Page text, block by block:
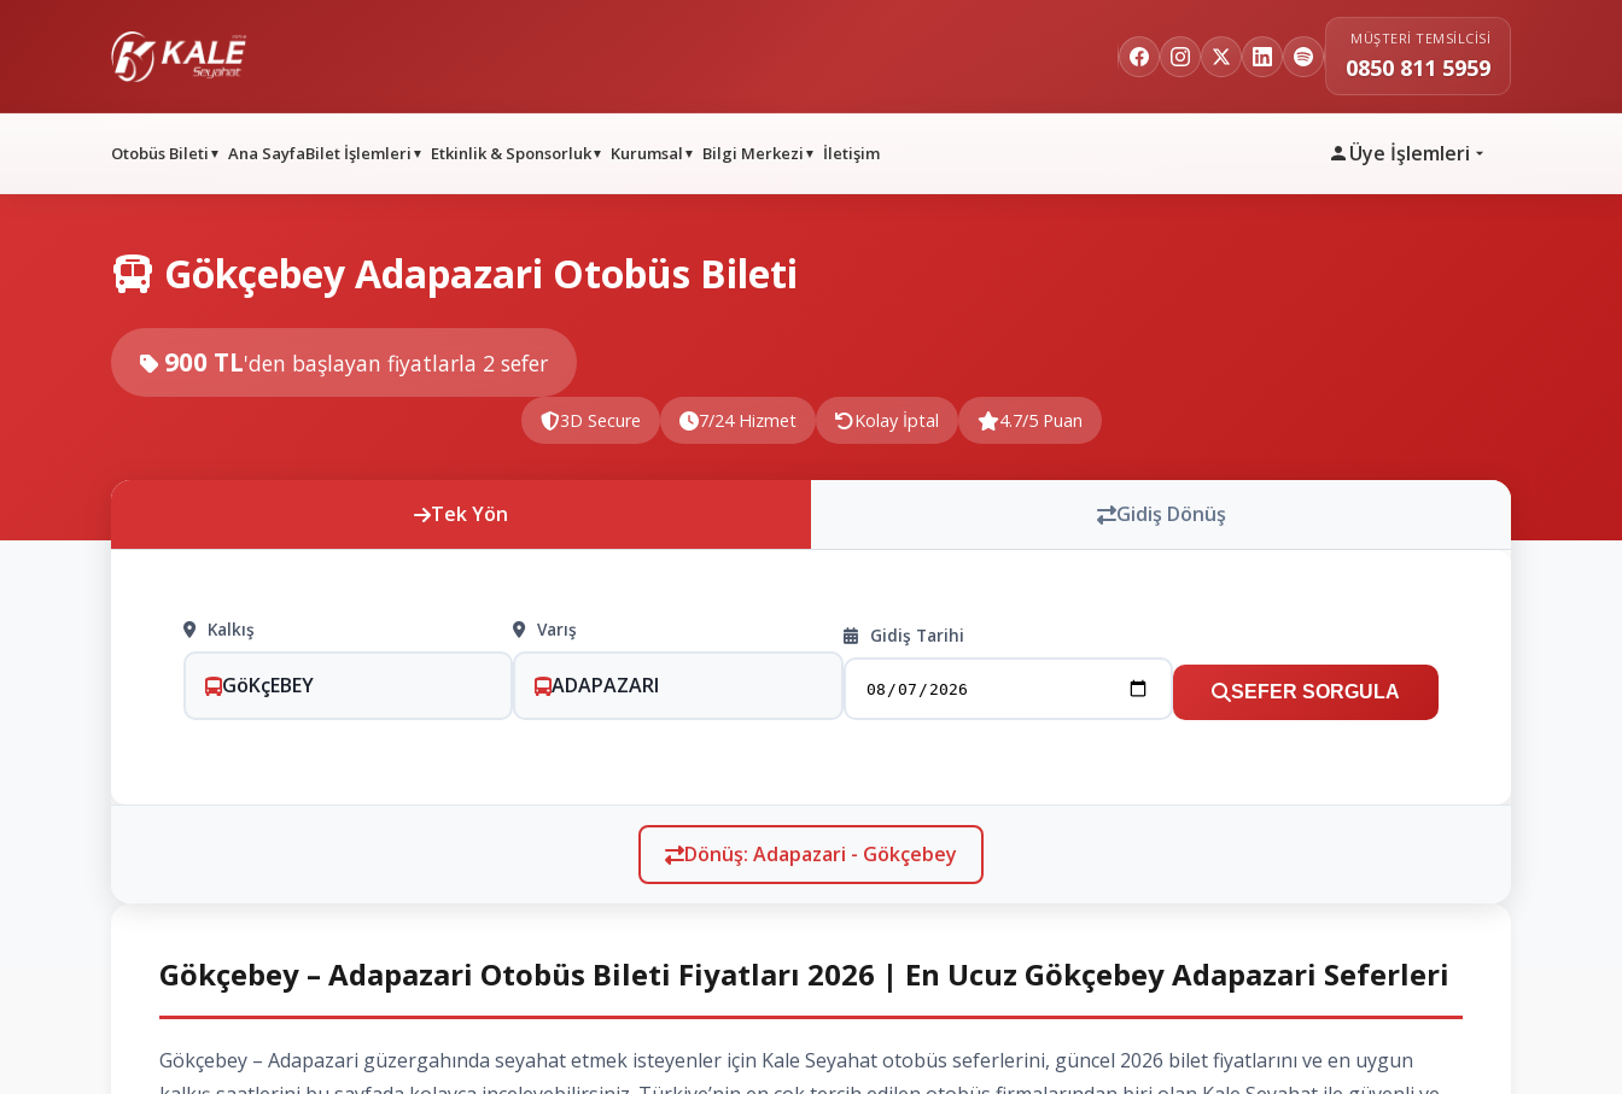
MÜŞTERI TEMSILCISI
0850 811 5959
Otobüs Bileti ▼ Ana SayfaBilet İşlemleri ▼ Etkinlik & Sponsorluk▼ Kurumsal ▼ Bilgi Merkezi ▼ İletişim Üye İşlemleri
Gökçebey Adapazari Otobüs Bileti
900 TL'den başlayan fiyatlarla 2 sefer
3D Secure 7/24 Hizmet Kolay İptal 4.7/5 Puan
Tek Yön Gidiş Dönüş
Kalkış
GöKçEBEY
Varış
ADAPAZARI
Gidiş Tarihi
SEFER SORGULA
Dönüş: Adapazari - Gökçebey
Gökçebey – Adapazari Otobüs Bileti Fiyatları 2026 | En Ucuz Gökçebey Adapazari Seferleri
Gökçebey – Adapazari güzergahında seyahat etmek isteyenler için Kale Seyahat otobüs seferlerini, güncel 2026 bilet fiyatlarını ve en uygun